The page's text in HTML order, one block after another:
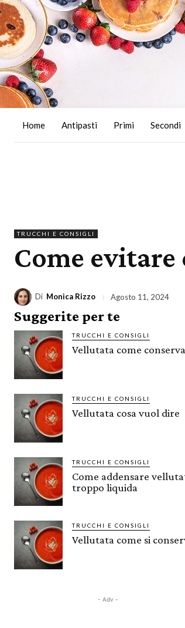
Home Antipasti Primi Secondi
TRUCCHI E CONSIGLI
Come
Di Monica Rizzo Agosto 11, 2024
Suggerite per te
TRUCCHI E CONSIGLI
Vellutata come
TRUCCHI E CONSIGLI
Vellutata cosa vuol dire
TRUCCHI E CONSIGLI
Come addensare
troppo liquida
TRUCCHI E CONSIGLI
Vellutata come si
- Adv -